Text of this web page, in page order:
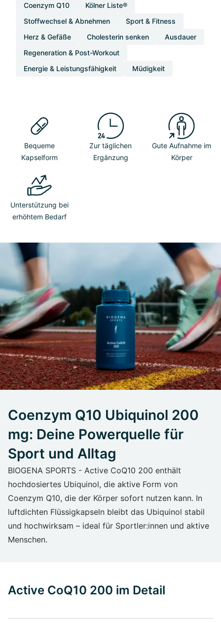
Coenzym Q10
Kölner Liste®
Stoffwechsel & Abnehmen
Sport & Fitness
Herz & Gefäße
Cholesterin senken
Ausdauer
Regeneration & Post-Workout
Energie & Leistungsfähigkeit
Müdigkeit
Bequeme
Kapselform
Zur täglichen
Ergänzung
Gute Aufnahme im
Körper
Unterstützung bei
erhöhtem Bedarf
Coenzym Q10 Ubiquinol 200
mg: Deine Powerquelle für
Sport und Alltag
BIOGENA SPORTS - Active CoQ10 200 enthält
hochdosiertes Ubiquinol, die aktive Form von
Coenzym Q10, die der Körper sofort nutzen kann. In
luftdichten Flüssigkapseln bleibt das Ubiquinol stabil
und hochwirksam – ideal für Sportler:innen und aktive
Menschen.
Active CoQ10 200 im Detail